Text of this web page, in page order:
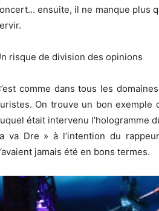
ensuite, il ne manque plus
risque de division des opinions
comme dans tous les
On trouve un bon exemple
était intervenu l’hologramme
va Dre » à l’intention du
jamais été en bons termes.